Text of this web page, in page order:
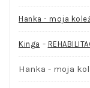
Hanka - moja
Kinga -
Hanka - moja